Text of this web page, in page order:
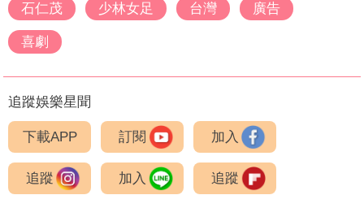
石仁茂 少林女足 台灣 廣告
喜劇
追蹤娛樂星聞
下載APP 訂閱 加入
追蹤 加入 追蹤